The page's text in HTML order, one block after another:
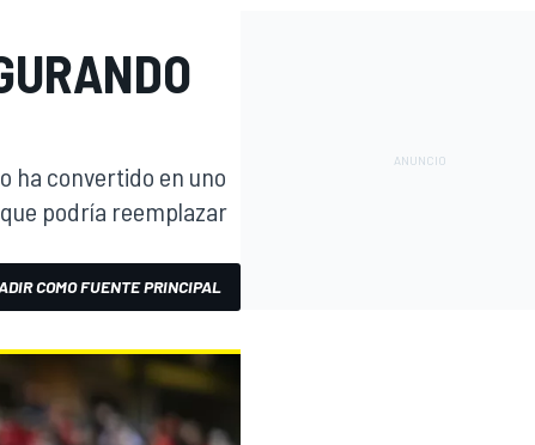
ha convertido en uno
podría reemplazar
COMO FUENTE PRINCIPAL